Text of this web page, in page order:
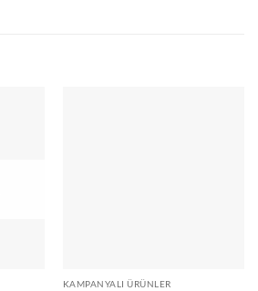
KAMPANYALI ÜRÜNLER